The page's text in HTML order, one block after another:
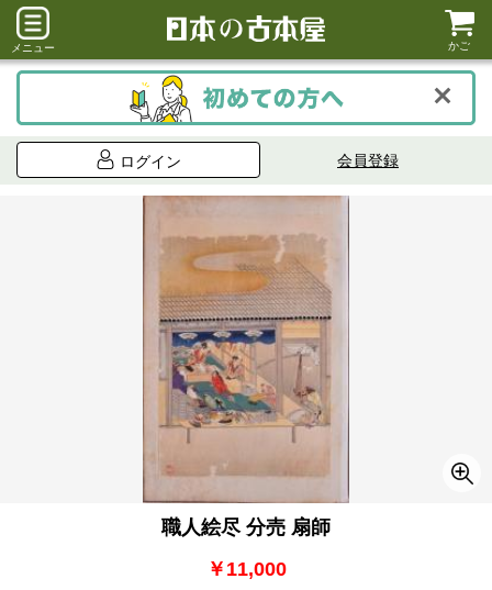
メニュー かご
ログイン 会員登録
職人絵尽 分売 扇師
￥11,000